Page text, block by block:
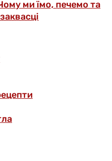
ми їмо, печемо та